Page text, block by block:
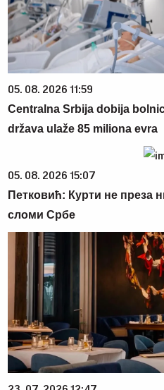
05. 08. 2026 11:59
Centralna Srbija dobija
država ulaže 85 miliona evra
05. 08. 2026 15:07
Петковић: Курти не преза
сломи Србе